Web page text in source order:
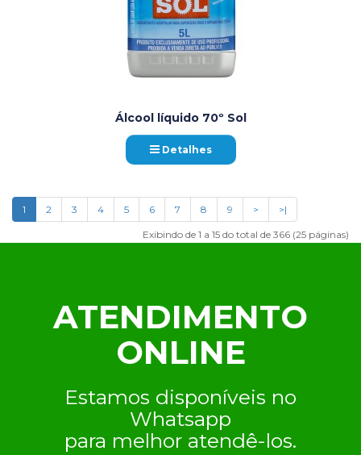
Álcool líquido 70º Sol
Detalhes
1 2 3 4 5 6 7 8 9 > >|
Exibindo de 1 a 15 do total de 366 (25 páginas)
ATENDIMENTO
ONLINE
Estamos disponíveis no
Whatsapp
para melhor atendê-los.